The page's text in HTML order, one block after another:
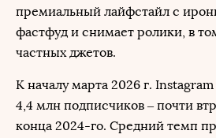
премиальный лайфстайл с
фастфуд и снимает ролики, в
частных джетов.
К началу марта 2026 г.
4,4 млн подписчиков – почти
конца 2024-го. Средний темп